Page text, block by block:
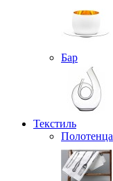
Бар
Текстиль
Полотенца